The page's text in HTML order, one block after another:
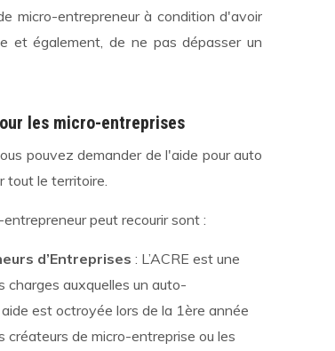
micro-entrepreneur à condition d'avoir
et également, de ne pas dépasser un
les micro-entreprises
pouvez demander de l'aide pour auto
tout le territoire.
peut recourir sont :
d’Entreprises : L’ACRE est une
auxquelles un auto-
est octroyée lors de la 1ère année
créateurs de micro-entreprise ou les